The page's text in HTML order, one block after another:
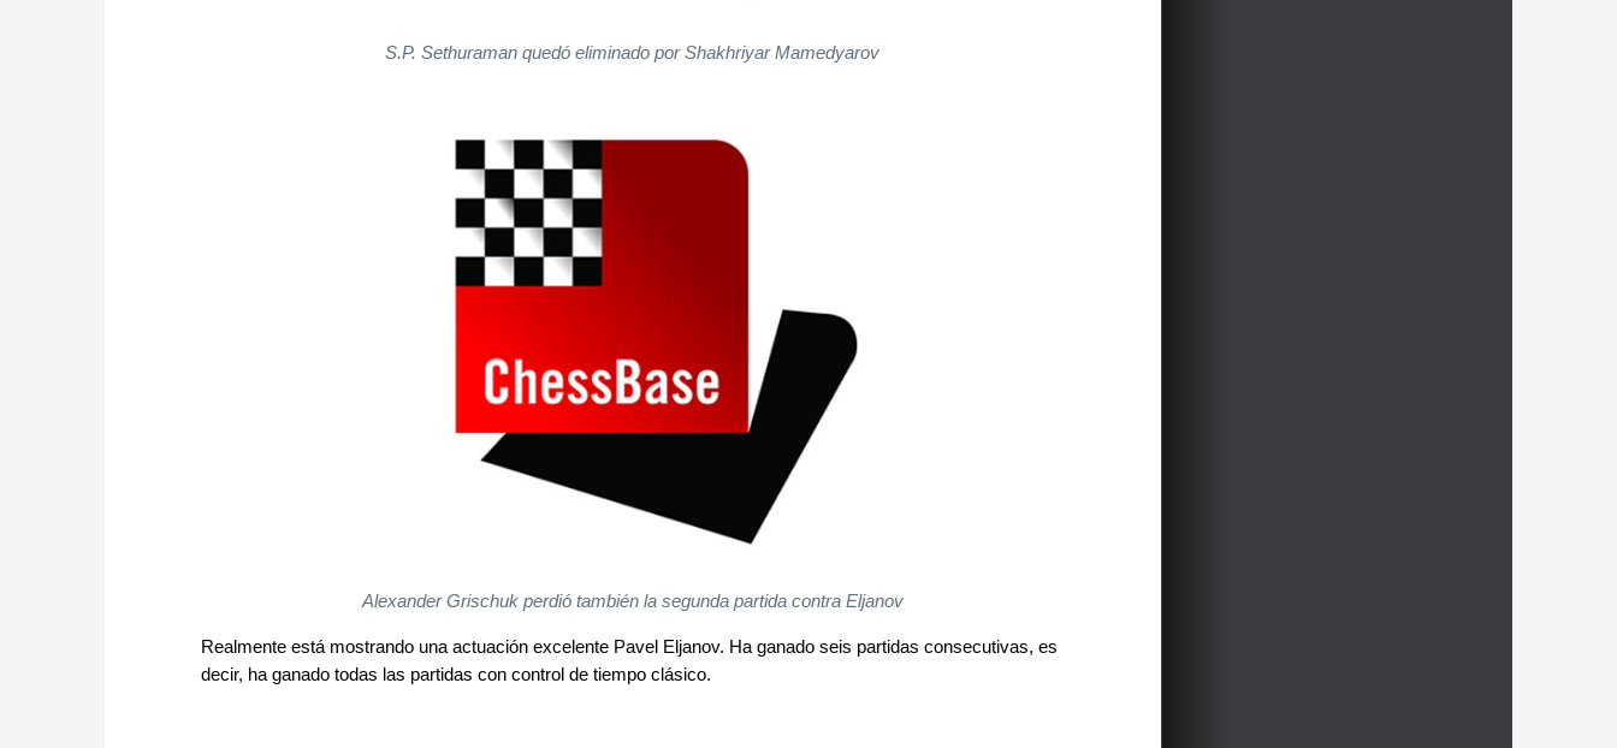
S.P. Sethuraman quedó eliminado por Shakhriyar Mamedyarov
Alexander Grischuk perdió también la segunda partida contra Eljanov
Realmente está mostrando una actuación excelente Pavel Eljanov. Ha ganado seis partidas consecutivas, es
decir, ha ganado todas las partidas con control de tiempo clásico.